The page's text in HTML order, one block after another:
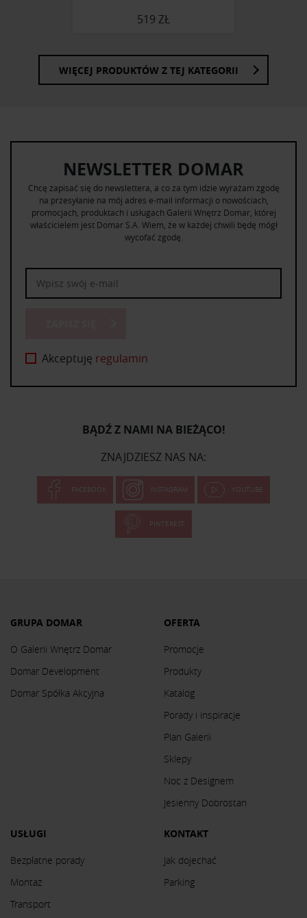
519 ZŁ
WIĘCEJ PRODUKTÓW Z TEJ KATEGORII
NEWSLETTER DOMAR
Chcę zapisać się do newslettera, a co za tym idzie wyrażam zgodę
na przesyłanie na mój adres e-mail informacji o nowościach,
promocjach, produktach i usługach Galerii Wnętrz Domar, której
właścicielem jest Domar S.A. Wiem, że w każdej chwili będę mógł
wycofać zgodę.
Akceptuję regulamin
BĄDŹ Z NAMI NA BIEŻĄCO!
ZNAJDZIESZ NAS NA:
FACEBOOK INSTAGRAM YOUTUBE
PINTEREST
GRUPA DOMAR
O Galerii Wnętrz Domar
Domar Development
Domar Spółka Akcyjna
OFERTA
Promocje
Produkty
Katalog
Porady i inspiracje
Plan Galerii
Sklepy
Noc z Designem
Jesienny Dobrostan
USŁUGI
Bezpłatne porady
Montaż
Transport
KONTAKT
Jak dojechać
Parking